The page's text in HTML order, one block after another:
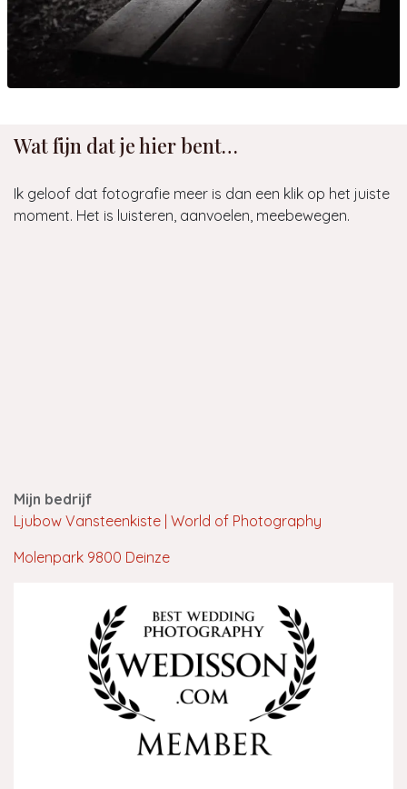
Wat fijn dat je hier bent…
Ik geloof dat fotografie meer is dan een klik op het juiste
moment. Het is luisteren, aanvoelen, meebewegen.
Mijn bedrijf
Ljubow Vansteenkiste | World of Photography
Molenpark 9800 Deinze